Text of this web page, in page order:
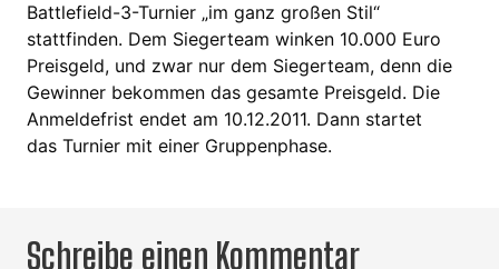
Battlefield-3-Turnier „im ganz großen Stil“
stattfinden. Dem Siegerteam winken 10.000 Euro
Preisgeld, und zwar nur dem Siegerteam, denn die
Gewinner bekommen das gesamte Preisgeld. Die
Anmeldefrist endet am 10.12.2011. Dann startet
das Turnier mit einer Gruppenphase.
Schreibe einen Kommentar